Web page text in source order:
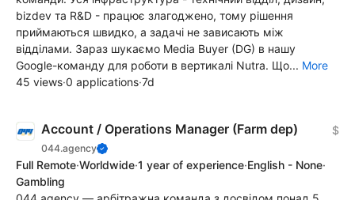
bizdev та R&D - працює злагоджено, тому рішення
приймаються швидко, а задачі не зависають між
відділами. Зараз шукаємо Media Buyer (DG) в нашу
Google-команду для роботи в вертикалі Nutra. Що... More
45 views·0 applications·7d
Account / Operations Manager (Farm dep)
044.agency
$
Full Remote·Worldwide·1 year of experience·English - None·
Gambling